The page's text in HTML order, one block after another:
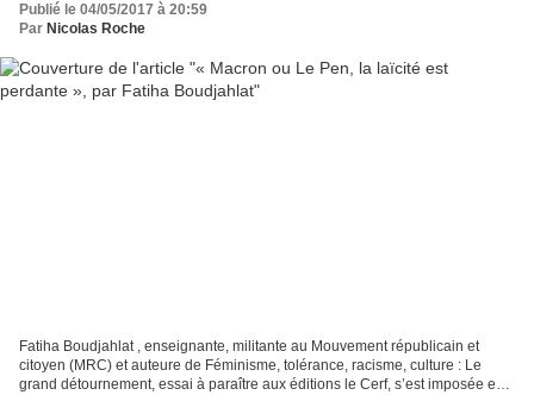
Publié le 04/05/2017 à 20:59
Par Nicolas Roche
Fatiha Boudjahlat , enseignante, militante au Mouvement républicain et
citoyen (MRC) et auteure de Féminisme, tolérance, racisme, culture : Le
grand détournement, essai à paraître aux éditions le Cerf, s’est imposée en